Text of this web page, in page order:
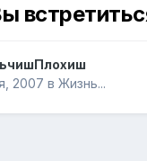
2007 в Жизнь...